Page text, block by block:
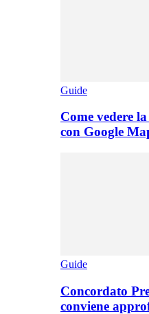
Guide
Come vedere
con Google
Guide
Concordato
conviene